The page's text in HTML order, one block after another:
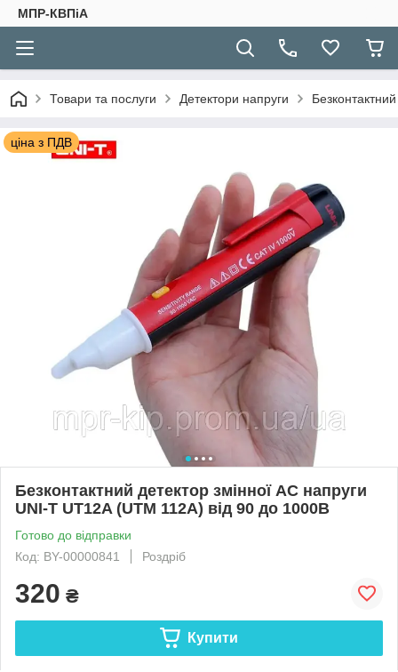
МПР-КВПіА
Товари та послуги Детектори напруги
ціна з ПДВ
Безконтактний детектор змінної AC напруги
UNI-T UT12A (UTM 112A) від 90 до 1000В
Готово до відправки
Код: BY-00000841
Роздріб
320 ₴
Купити